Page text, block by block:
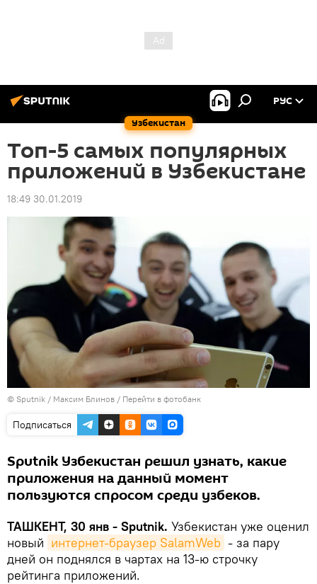
Узбекистан
РУС
Топ-5 самых популярных
приложений в Узбекистане
18:49 30.01.2019
© Sputnik / Максим Блинов / Перейти в фотобанк
Подписаться
Sputnik Узбекистан решил узнать, какие
приложения на данный момент
пользуются спросом среди узбеков.
ТАШКЕНТ, 30 янв - Sputnik. Узбекистан уже оценил
новый интернет-браузер SalamWeb - за пару
дней он поднялся в чартах на 13-ю строчку
рейтинга приложений.